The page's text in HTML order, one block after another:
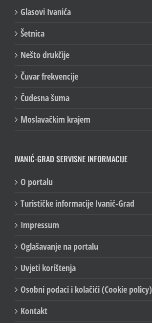
Glasovi Ivanića
Šetnica
Nešto drukčije
Čuvar frekvencije
Čudesna šuma
Moslavačkim krajem
IVANIĆ-GRAD SERVISNE INFORMACIJE
O portalu
Turističke informacije Ivanić-Grad
Impressum
Oglašavanje na portalu
Uvjeti korištenja
Osobni podaci i kolačići (Cookie policy)
Kontakt